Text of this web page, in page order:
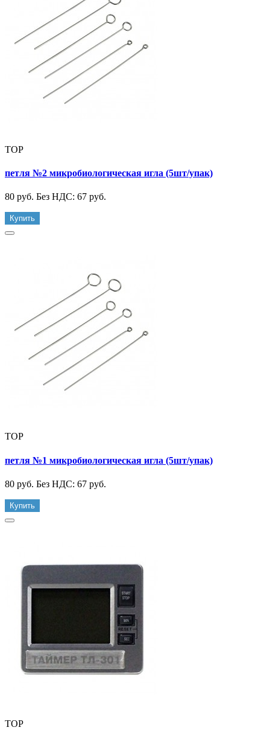
TOP
петля №2 микробиологическая игла (5шт/упак)
80 руб. Без НДС: 67 руб.
Купить
TOP
петля №1 микробиологическая игла (5шт/упак)
80 руб. Без НДС: 67 руб.
Купить
TOP